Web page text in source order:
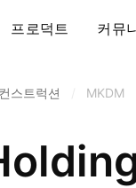
프로덕트 커뮤
스트럭션 MKDM